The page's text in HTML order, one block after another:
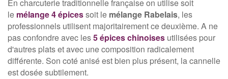
En charcuterie traditionnelle française on utilise soit
le mélange 4 épicessoit le mélange Rabelais, les
professionnels utilisent majoritairement ce deuxième. A ne
pas confondre avec les5 épices chinoises utilisées pour
d'autres plats et avec une composition radicalement
différente. Son coté anisé est bien plus présent, la cannelle
est dosée subtilement.